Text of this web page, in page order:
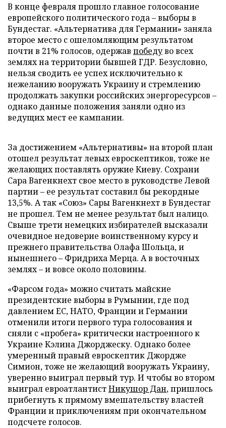
В конце февраля прошло главное голосование
европейского политического года – выборы в
Бундестаг. «Альтернатива для Германии» заняла
второе место с ошеломляющим результатом
почти в 21% голосов, одержав победуво всех
землях на территории бывшей ГДР. Безусловно,
нельзя сводить ее успех исключительно к
нежеланию вооружать Украину и стремлению
продолжать закупки российских энергоресурсов –
однако данные положения заняли одно из
ведущих мест ее кампании.
За достижением «Альтернативы» на второй план
отошел результат левых евроскептиков, тоже не
желающих поставлять оружие Киеву. Сохрани
Сара Вагенкнехт свое место в руководстве Левой
партии – ее результат составил бы рекордные
13,5%. А так «Союз» Сары Вагенкнехт в Бундестаг
не прошел. Тем не менее результат был налицо.
Свыше трети немецких избирателей высказали
очевидное недоверие воинственному курсу и
прежнего правительства Олафа Шольца, и
нынешнего – Фридриха Мерца. А в восточных
землях – и вовсе около половины.
«Фарсом года» можно считать майские
президентские выборы в Румынии, где под
давлением ЕС, НАТО, Франции и Германии
отменили итоги первого тура голосования и
сняли с «пробега» критически настроенного к
Украине Кэлина Джорджеску. Однако более
умеренный правый евроскептик Джордже
Симион, тоже не желающий вооружать Украину,
уверенно выиграл первый тур. И чтобы во втором
выиграл евроатлантистНикушор Дан, пришлось
прибегнуть к прямому вмешательству властей
Франции и приключениям при окончательном
подсчете голосов.